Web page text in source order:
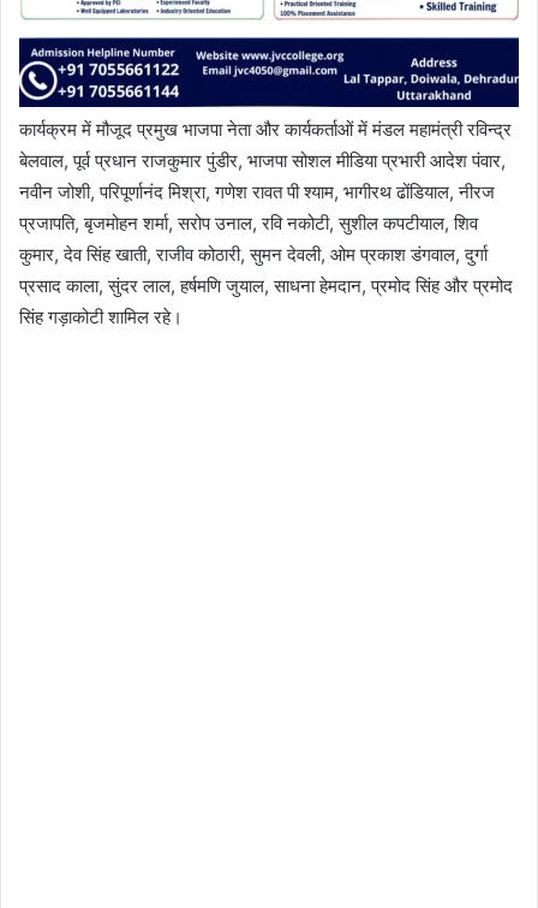
कार्यक्रम में मौजूद प्रमुख भाजपा नेता और कार्यकर्ताओं में मंडल महामंत्री रविन्द्र
बेलवाल, पूर्व प्रधान राजकुमार पुंडीर, भाजपा सोशल मीडिया प्रभारी आदेश पंवार,
नवीन जोशी, परिपूर्णानंद मिश्रा, गणेश रावत पी श्याम, भागीरथ ढोंडियाल, नीरज
प्रजापति, बृजमोहन शर्मा, सरोप उनाल, रवि नकोटी, सुशील कपटीयाल, शिव
कुमार, देव सिंह खाती, राजीव कोठारी, सुमन देवली, ओम प्रकाश डंगवाल, दुर्गा
प्रसाद काला, सुंदर लाल, हर्षमणि जुयाल, साधना हेमदान, प्रमोद सिंह और प्रमोद
सिंह गड़ाकोटी शामिल रहे।